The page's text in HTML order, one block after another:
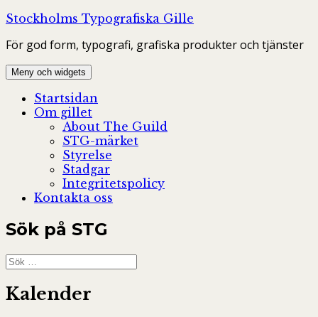
Hoppa
innehåll
Stockholms Typografiska Gille
För god form, typografi, grafiska produkter och tjänster
Meny och widgets
Startsidan
Om gillet
About The Guild
STG-märket
Styrelse
Stadgar
Integritetspolicy
Kontakta oss
Sök på STG
Sök
efter:
Kalender